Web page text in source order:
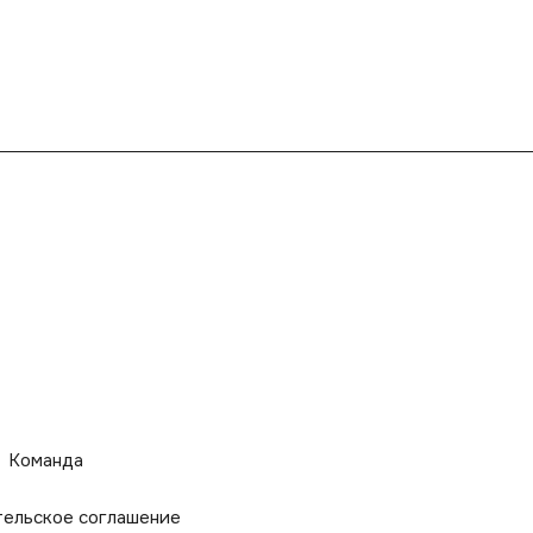
Команда
соглашение